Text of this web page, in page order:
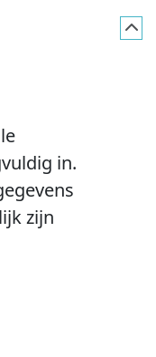
in.
zijn